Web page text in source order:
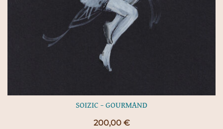
SOIZIC – GOURMAND
200,00 €